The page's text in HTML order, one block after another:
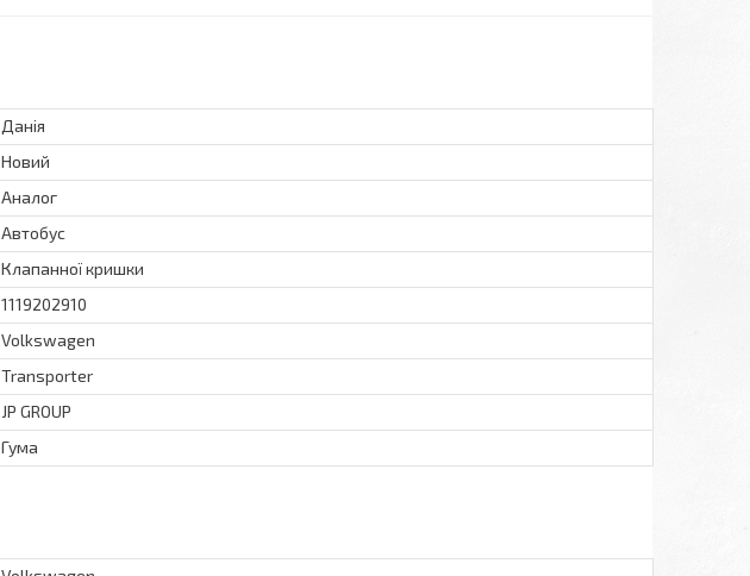
Данія
Новий
Аналог
Автобус
Клапанної кришки
1119202910
Volkswagen
Transporter
JP GROUP
Гума